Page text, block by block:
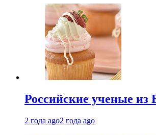
Российские ученые из
2 года ago2 года ago